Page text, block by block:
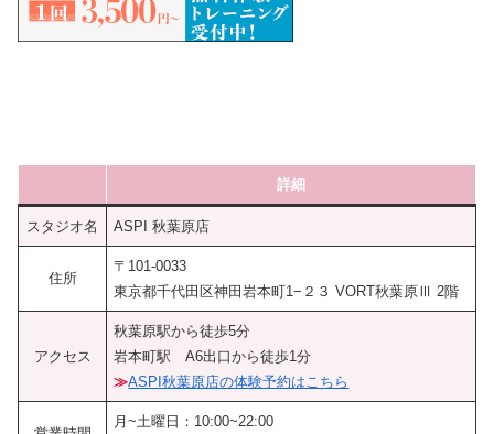
詳細
スタジオ名 ASPI 秋葉原店
住所
〒101-0033
東京都千代田区神田岩本町1−２３ VORT秋葉原Ⅲ 2階
アクセス
秋葉原駅から徒歩5分
岩本町駅 A6出口から徒歩1分
≫ASPI秋葉原店の体験予約はこちら
月~土曜日：10:00~22:00